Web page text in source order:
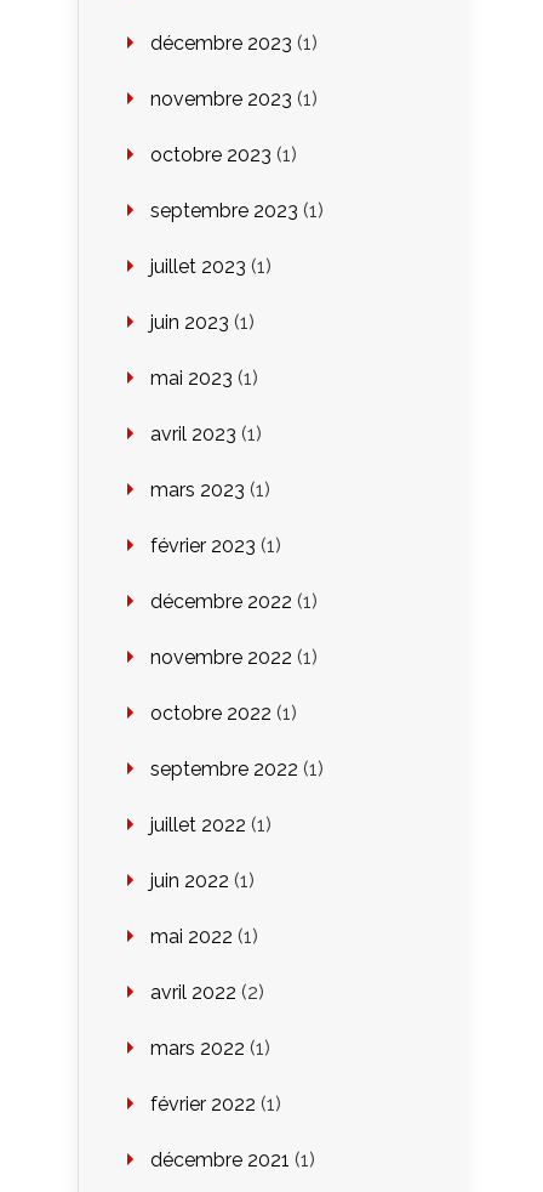
décembre 2023 (1)
novembre 2023 (1)
octobre 2023 (1)
septembre 2023 (1)
juillet 2023 (1)
juin 2023 (1)
mai 2023 (1)
avril 2023 (1)
mars 2023 (1)
février 2023 (1)
décembre 2022 (1)
novembre 2022 (1)
octobre 2022 (1)
septembre 2022 (1)
juillet 2022 (1)
juin 2022 (1)
mai 2022 (1)
avril 2022 (2)
mars 2022 (1)
février 2022 (1)
décembre 2021 (1)